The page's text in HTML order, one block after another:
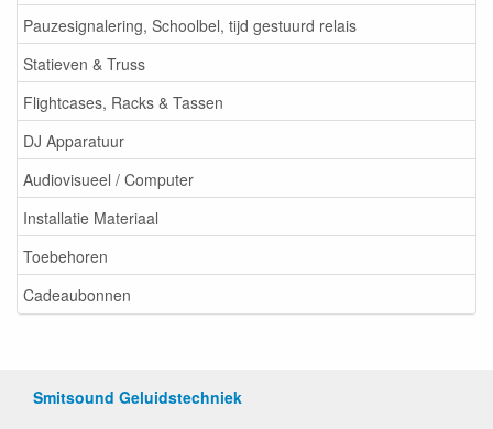
Pauzesignalering, Schoolbel, tijd gestuurd relais
Statieven & Truss
Flightcases, Racks & Tassen
DJ Apparatuur
Audiovisueel / Computer
Installatie Materiaal
Toebehoren
Cadeaubonnen
Smitsound Geluidstechniek